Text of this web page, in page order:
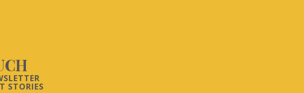
STORIES